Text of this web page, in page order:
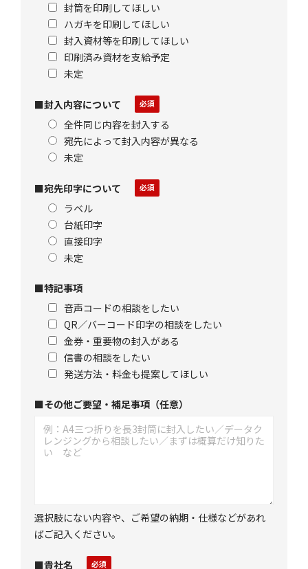
封筒を印刷してほしい
ハガキを印刷してほしい
封入資材等を印刷してほしい
印刷済み資材を支給予定
未定
■封入内容について
全件同じ内容を封入する
宛先によって封入内容が異なる
未定
■宛先印字について
ラベル
台紙印字
直接印字
未定
■特記事項
音声コードの相談をしたい
QR／バーコード印字の相談をしたい
金券・重要物の封入がある
信書の相談をしたい
発送方法・料金も提案してほしい
■その他ご要望・補足事項（任意）
選択肢にない内容や、ご希望の納期・仕様などがあれ
ばご記入ください。
■貴社名